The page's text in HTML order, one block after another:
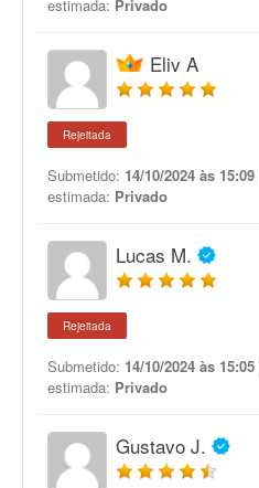
estimada: Privado
Eliv A
Rejeitada
Submetido: 14/10/2024 às 15:09
estimada: Privado
Lucas M.
Rejeitada
Submetido: 14/10/2024 às 15:05
estimada: Privado
Gustavo J.